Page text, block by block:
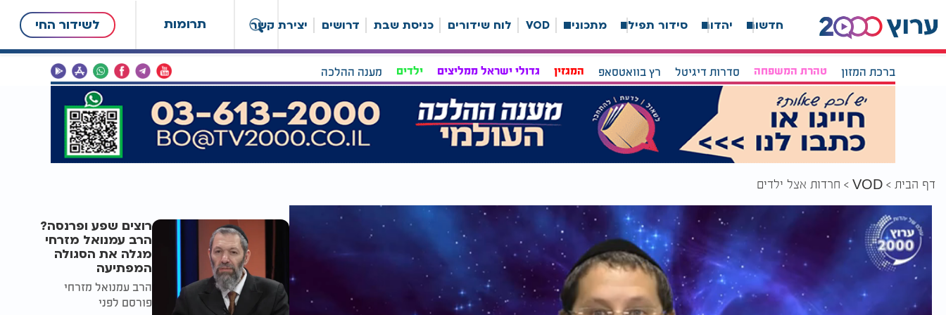
תרומות לשידור החי חדשות יהדות סידור תפילה מתכונים VOD לוח שידורים כניסת שבת דרושים יצירת קשר
ברכת המזון טהרת המשפחה סדרות דיגיטל רץ בוואטסאפ המגזין גדולי ישראל ממליצים ילדים מענה ההלכה
דף הבית VOD חרדות אצל ילדים
רוצים שפע ופרנסה?
הרב עמנואל מזרחי
מגלה את הסגולה
המפתיעה
הרב עמנואל מזרחי
פורסם לפני